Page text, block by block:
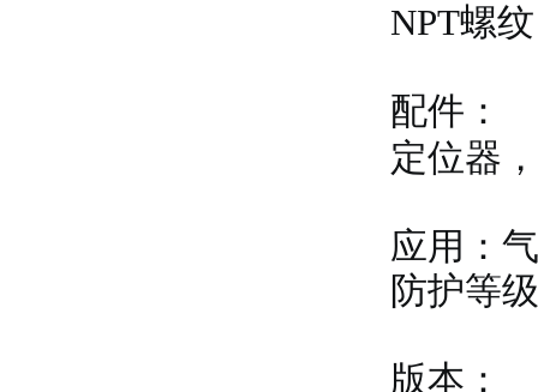
NPT螺纹
配件：
定位器
应用：
防护等
版本：